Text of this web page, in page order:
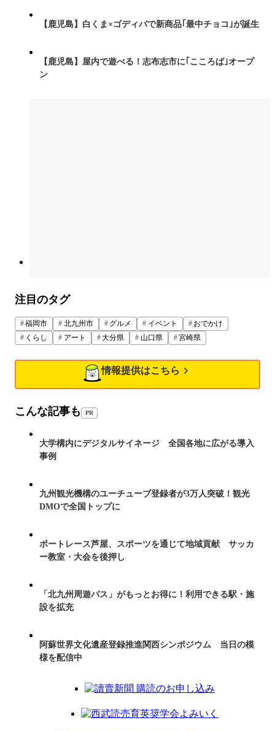
【鹿児島】白くま×ゴディバで新商品｢最中チョコ｣が誕生
【鹿児島】屋内で遊べる！志布志市に｢こころば｣オープ
ン
注目のタグ
福岡市 北九州市 グルメ イベント
おでかけ
くらし
アート 大分県 山口県 宮崎県
情報提供はこちら
こんな記事も PR
大学構内にデジタルサイネージ 全国各地に広がる導入
事例
九州観光機構のユーチューブ登録者が3万人突破！観光
DMOで全国トップに
ボートレース芦屋、スポーツを通じて地域貢献 サッカ
ー教室・大会を後押し
「北九州周遊パス」がもっとお得に！利用できる駅・施
設を拡充
阿蘇世界文化遺産登録推進関西シンポジウム 当日の模
様を配信中